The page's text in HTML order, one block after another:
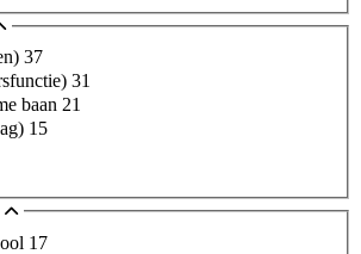
37
31
baan 21
15
17